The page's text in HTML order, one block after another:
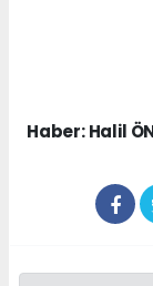
Haber: Halil